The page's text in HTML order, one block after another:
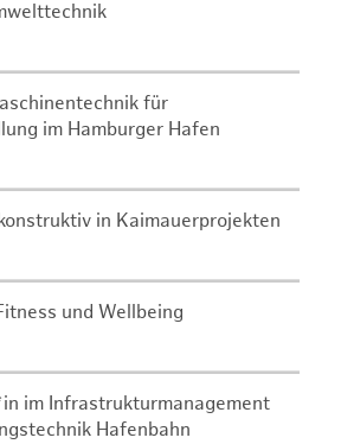
für
im Hamburger Hafen
in Kaimauerprojekten
und Wellbeing
im Infrastrukturmanagement
Hafenbahn